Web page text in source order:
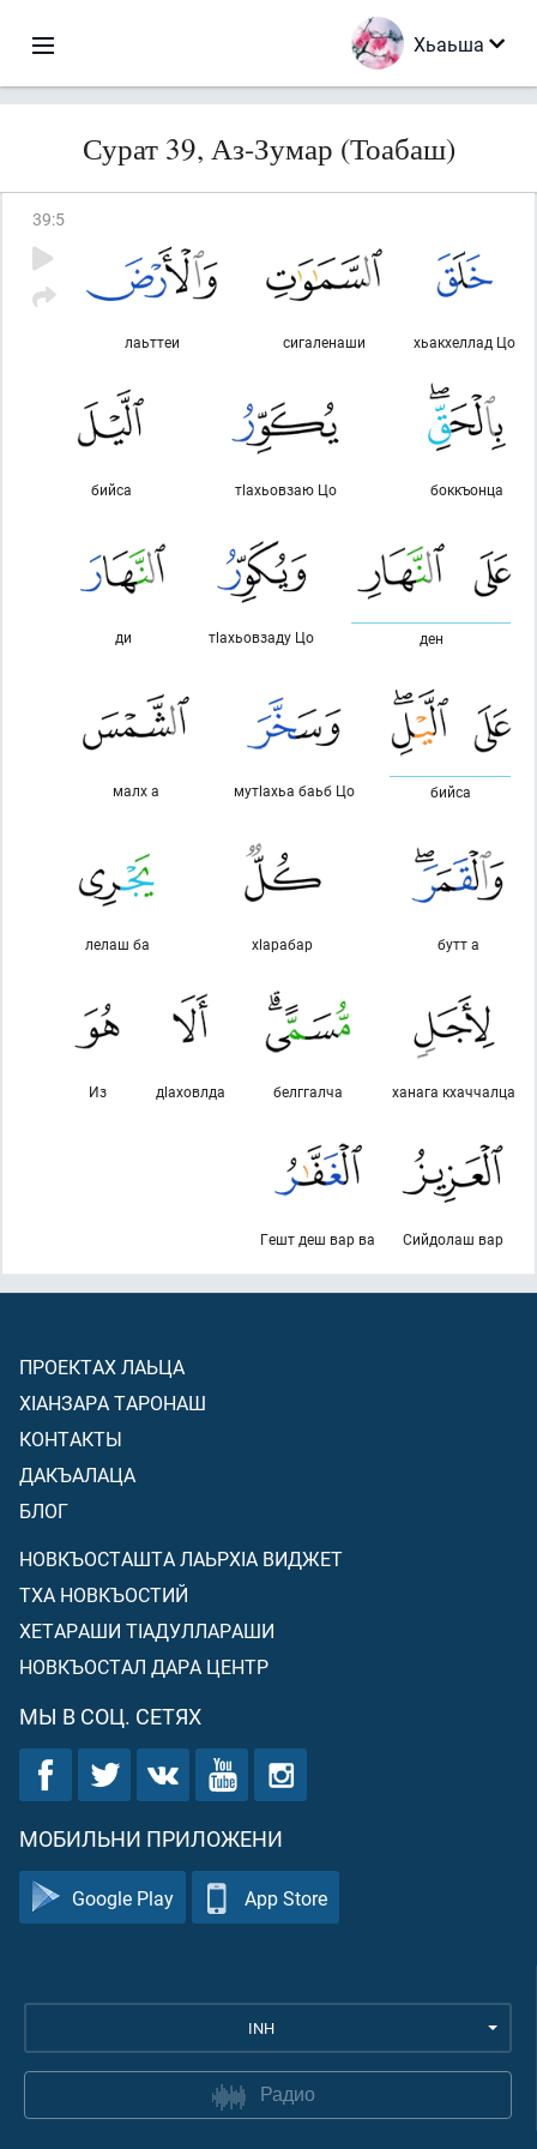
Хьаьша
Сурат 39, Аз-Зумар (Тоабаш)
39:5
хьакхеллад Цо
сигаленаши
лаьттеи
боккъонца
тlахьовзаю Цо
бийса
ден
тlахьовзаду Цо
ди
бийса
мутlахьа баьб Цо
малх а
бутт а
хlарабар
лелаш ба
ханага кхаччалца
белггалча
дlаховлда
Из
Сийдолаш вар
Гешт деш вар ва
ПРОЕКТАХ ЛАЬЦА
ХIАНЗАРА ТАРОНАШ
КОНТАКТЫ
ДАКЪАЛАЦА
БЛОГ
НОВКЪОСТАШТА ЛАЬРХIА ВИДЖЕТ
ТХА НОВКЪОСТИЙ
ХЕТАРАШИ ТIАДУЛЛАРАШИ
НОВКЪОСТАЛ ДАРА ЦЕНТР
МЫ В СОЦ. СЕТЯХ
МОБИЛЬНИ ПРИЛОЖЕНИ
Google Play App Store
INH
Радио